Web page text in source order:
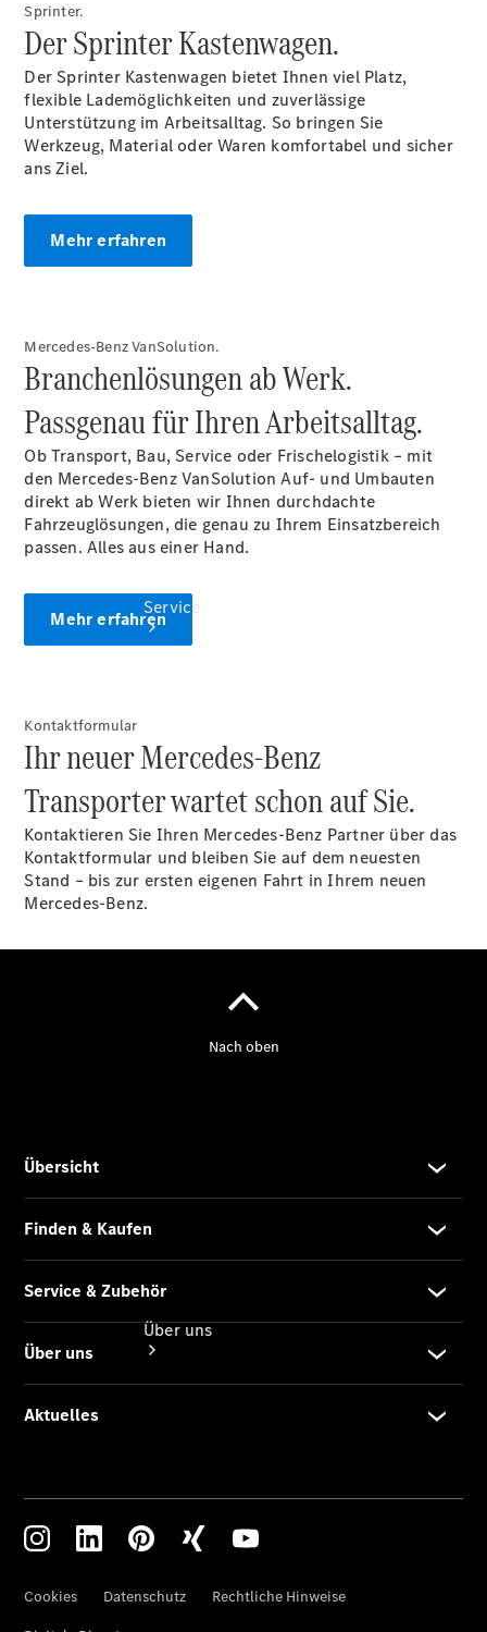
Übersicht
Modellübersicht
Sterne
Transporter
Gebrauchtwagensuche
Store
Konfigurator
Service
Service &
Zubehör
Transporter-
Services
Individuelle
Fahrzeugsteuerung
Über uns
Übersicht
Ansprechpartner
Kontaktformular
Sprinter.
Der Sprinter Kastenwagen.
Der Sprinter Kastenwagen bietet Ihnen viel Platz,
flexible Lademöglichkeiten und zuverlässige
Unterstützung im Arbeitsalltag. So bringen Sie
Werkzeug, Material oder Waren komfortabel und sicher
ans Ziel.
Mehr erfahren
Mercedes-Benz VanSolution.
Branchenlösungen ab Werk.
Passgenau für Ihren Arbeitsalltag.
Ob Transport, Bau, Service oder Frischelogistik – mit
den Mercedes-Benz VanSolution Auf- und Umbauten
direkt ab Werk bieten wir Ihnen durchdachte
Fahrzeuglösungen, die genau zu Ihrem Einsatzbereich
passen. Alles aus einer Hand.
Mehr erfahren
Kontaktformular
Ihr neuer Mercedes-Benz
Transporter wartet schon auf Sie.
Kontaktieren Sie Ihren Mercedes-Benz Partner über das
Kontaktformular und bleiben Sie auf dem neuesten
Stand – bis zur ersten eigenen Fahrt in Ihrem neuen
Mercedes-Benz.